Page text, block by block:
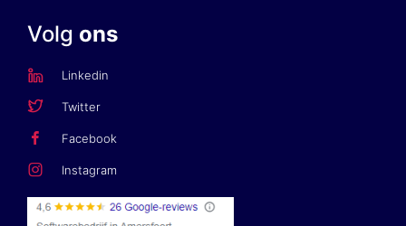
Volg ons
Linkedin
Twitter
Facebook
Instagram